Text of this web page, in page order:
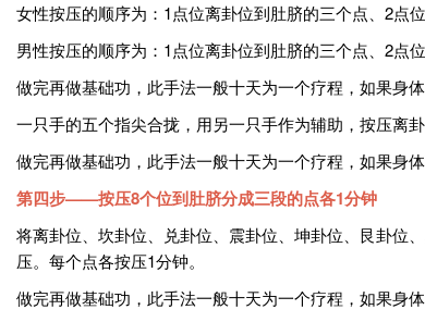
女性按压的顺序为：1点位离卦位到肚脐的三个点、2点
男性按压的顺序为：1点位离卦位到肚脐的三个点、2点
做完再做基础功，此手法一般十天为一个疗程，如果
一只手的五个指尖合拢，用另一只手作为辅助，按压离
做完再做基础功，此手法一般十天为一个疗程，如果身
第四步——按压8个位到肚脐分成三段的点各1分钟
将离卦位、坎卦位、兑卦位、震卦位、坤卦位、艮卦位
压。每个点各按压1分钟。
做完再做基础功，此手法一般十天为一个疗程，如果身